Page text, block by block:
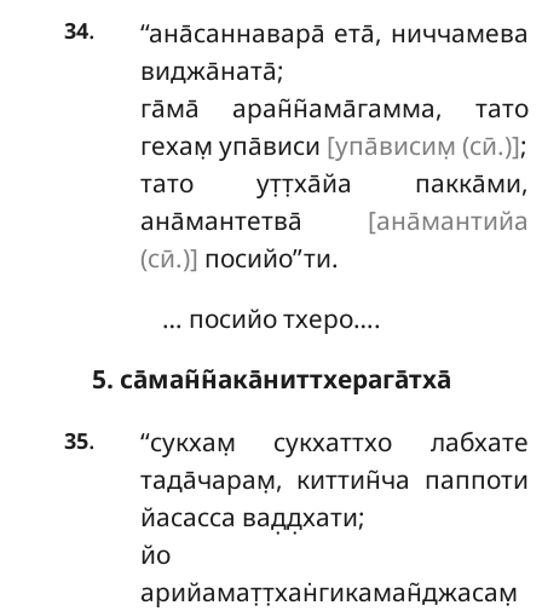
34.
‘‘ана̄саннавара̄ ета̄, ниччамева
виджа̄ната̄;
га̄ма̄ аран̃н̃ама̄гамма, тато
гехам̣ упа̄виси [упа̄висим̣ (сӣ.)];
тато ут̣т̣ха̄йа пакка̄ми,
ана̄мантетва̄ [ана̄мантийа
(сӣ.)] посийо’’ти.
… посийо тхеро….
5. са̄ман̃н̃ака̄ниттхерага̄тха̄
35.
‘‘сукхам̣ сукхаттхо лабхате
тада̄чарам̣, киттин̃ча паппоти
йасасса вад̣д̣хати;
йо
арийамат̣т̣хан̇гикаман̃джасам̣